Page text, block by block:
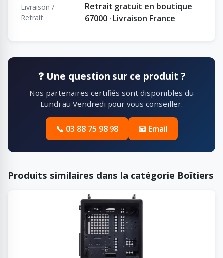
Livraison /
Retrait
Retrait gratuit en boutique
67000 · Livraison France
❓ Une question sur ce produit ?
Nos partenaires certifiés sont disponibles du
Lundi au Vendredi pour vous conseiller.
📞 03 88 75 98 98 📧 Email
Produits similaires dans la catégorie Boîtiers